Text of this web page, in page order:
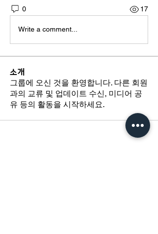
0 17
Write a comment...
소개
그룹에 오신 것을 환영합니다. 다른 회원
과의 교류 및 업데이트 수신, 미디어 공
유 등의 활동을 시작하세요.